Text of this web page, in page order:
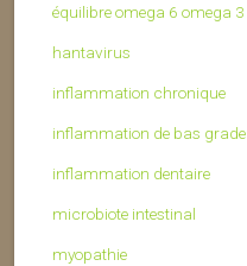
équilibre omega 6 omega 3
hantavirus
inflammation chronique
inflammation de bas grade
inflammation dentaire
microbiote intestinal
myopathie